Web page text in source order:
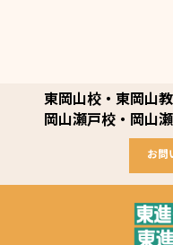
東岡山校・東岡山
岡山瀬戸校・岡山
お問